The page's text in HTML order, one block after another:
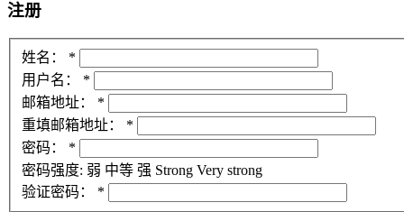
注册
姓名：
*
用户名：
*
邮箱地址：
*
重填邮箱地址：
*
密码：
*
密码强度: 弱 中等 强 Strong Very strong
验证密码：
*